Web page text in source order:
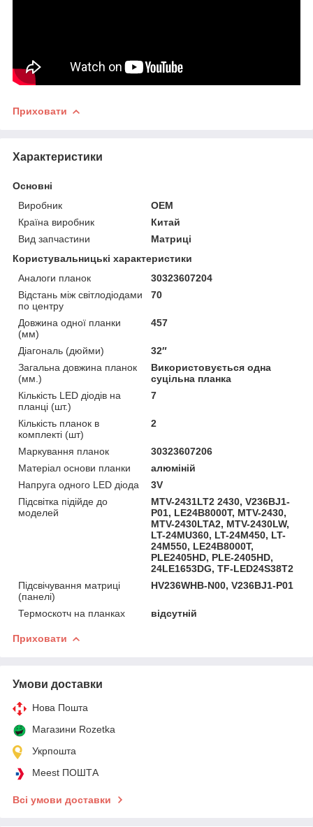
Приховати
Характеристики
Основні
Виробник
OEM
Країна виробник
Китай
Вид запчастини
Матриці
Користувальницькі характеристики
Аналоги планок
30323607204
Відстань між світлодіодами
по центру
70
Довжина одної планки
(мм)
457
Діагональ (дюйми)
32″
Загальна довжина планок
(мм.)
Використовується одна
суцільна планка
Кількість LED діодів на
планці (шт.)
7
Кількість планок в
комплекті (шт)
2
Маркування планок
30323607206
Матеріал основи планки
алюміній
Напруга одного LED діода
3V
Підсвітка підійде до
моделей
MTV-2431LT2 2430, V236BJ1-
P01, LE24B8000T, MTV-2430,
MTV-2430LTA2, MTV-2430LW,
LT-24MU360, LT-24M450, LT-
24M550, LE24B8000T,
PLE2405HD, PLE-2405HD,
24LE1653DG, TF-LED24S38T2
Підсвічування матриці
(панелі)
HV236WHB-N00, V236BJ1-P01
Термоскотч на планках відсутній
Приховати
Умови доставки
Нова Пошта
Магазини Rozetka
Укрпошта
Meest ПОШТА
Всі умови доставки